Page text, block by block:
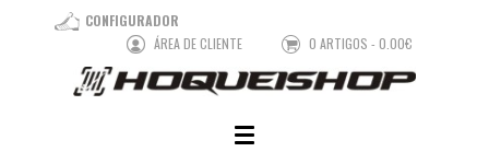
CONFIGURADOR
ÁREA DE CLIENTE
0 ARTIGOS - 0.00€